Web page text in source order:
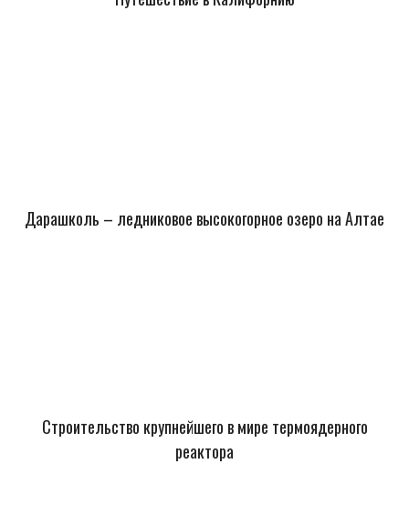
Дарашколь – ледниковое высокогорное озеро на Алтае
Строительство крупнейшего в мире термоядерного
реактора